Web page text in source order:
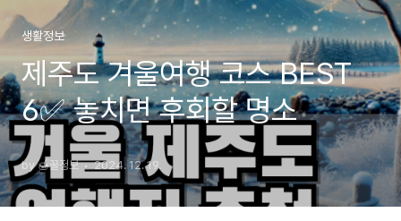
생활정보
제주도 겨울여행 코스 BEST
6✅ 놓치면 후회할 명소
by 🍯꿀정보 2024. 12. 19.